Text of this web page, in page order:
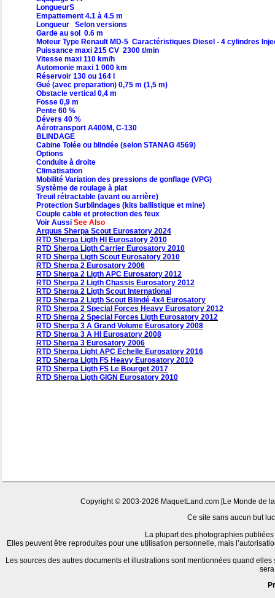
LongueurS
Empattement 4.1 à 4.5 m
Longueur Selon versions
Garde au sol 0.6 m
Moteur Type Renault MD-5 Caractéristiques Diesel - 4 cylindres
Puissance maxi 215 CV 2300 t/min
Vitesse maxi 110 km/h
Automonie maxi 1 000 km
Réservoir 130 ou 164 l
Gué (avec preparation) 0,75 m (1,5 m)
Obstacle vertical 0,4 m
Fosse 0,9 m
Pente 60 %
Dévers 40 %
Aérotransport A400M, C-130
BLINDAGE
Cabine Tolée ou blindée (selon STANAG 4569)
Options
Conduite à droite
Climatisation
Mobilité Variation des pressions de gonflage (VPG)
Système de roulage à plat
Treuil rétractable (avant ou arrière)
Protection Surblindages (kits ballistique et mine)
Couple cable et protection des feux
Voir Aussi See Also
Arquus Sherpa Scout Eurosatory 2024
RTD Sherpa Ligth HI Eurosatory 2010
RTD Sherpa Ligth Carrier Eurosatory 2010
RTD Sherpa Ligth Scout Eurosatory 2010
RTD Sherpa 2 Eurosatory 2006
RTD Sherpa 2 Ligth APC Eurosatory 2012
RTD Sherpa 2 Ligth Chassis Eurosatory 2012
RTD Sherpa 2 Ligth Scout International
RTD Sherpa 2 Ligth Scout Blindé 4x4 Eurosatory
RTD Sherpa 2 Special Forces Heavy Eurosatory 2012
RTD Sherpa 2 Special Forces Ligth Eurosatory 2012
RTD Sherpa 3 A Grand Volume Eurosatory 2008
RTD Sherpa 3 A HI Eurosatory 2008
RTD Sherpa 3 Eurosatory 2006
RTD Sherpa Light APC Echelle Eurosatory 2016
RTD Sherpa Ligth FS Heavy Eurosatory 2010
RTD Sherpa Ligth FS Le Bourget 2017
RTD Sherpa Ligth GIGN Eurosatory 2010
Copyright © 2003-2026 MaquetLand.com [Le Monde de
Ce site sans aucun but
La plupart des photographies
Elles peuvent être reproduites pour une utilisation personnelle, mais
Les sources des autres documents et illustrations sont mentionnées quand